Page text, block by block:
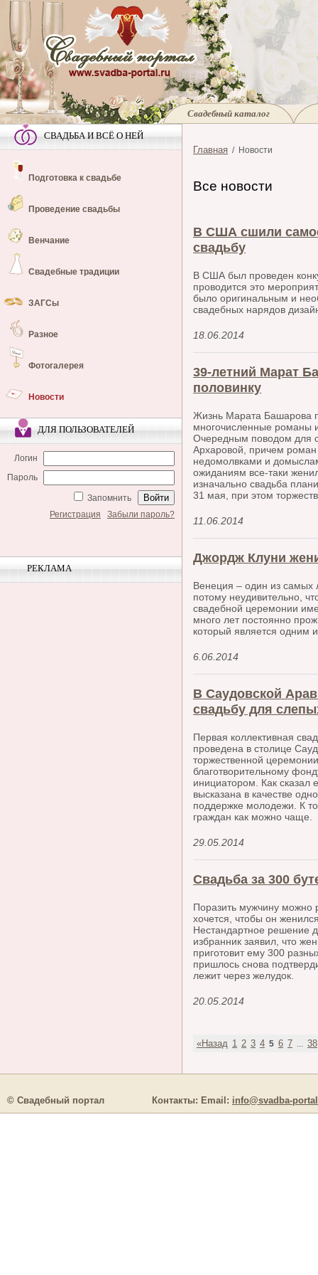
Свадебный каталог
СВАДЬБА И ВСЁ О НЕЙ
Подготовка к свадьбе
Проведение свадьбы
Венчание
Свадебные традиции
ЗАГСы
Разное
Фотогалерея
Новости
ДЛЯ ПОЛЬЗОВАТЕЛЕЙ
Логин
Пароль
Запомнить
Регистрация
Забыли пароль?
РЕКЛАМА
Главная / Новости
Все новости
В США сшили
свадьбу
В США был проведен
проводится это
было оригинальным и
свадебных нарядов
18.06.2014
39-летний Марат
половинку
Жизнь Марата Башарова
многочисленные романы
Очередным поводом для
Архаровой, причем роман
недомолвками и
ожиданиям все-таки
изначально свадьба
31 мая, при этом
11.06.2014
Джордж Клуни
Венеция – один из
потому неудивительно,
свадебной церемонии
много лет постоянно
который является одним
6.06.2014
В Саудовской
свадьбу для
Первая коллективная
проведена в столице
торжественной
благотворительному
инициатором. Как сказал
высказана в качестве
поддержке молодежи. К
граждан как можно чаще.
29.05.2014
Свадьба за 300
Поразить мужчину можно
хочется, чтобы он
Нестандартное решение
избранник заявил, что
приготовит ему 300
пришлось снова
лежит через желудок.
20.05.2014
«Назад 1 2 3 4 5 6 7 ... 38
© Свадебный портал Контакты: Email: info@svadba-